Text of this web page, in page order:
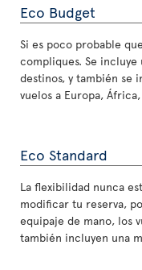
Eco Budget
Si es poco probable
compliques. Se
destinos, y también se
vuelos a Europa,
Eco Standard
La flexibilidad nunca
modificar tu reserva,
equipaje de mano, los
también incluyen una